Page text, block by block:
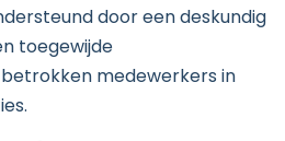
door een deskundig
toegewijde
medewerkers in